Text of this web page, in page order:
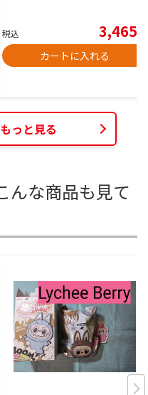
税込 3,465
カートに入れる
っと見る
んな商品も見て